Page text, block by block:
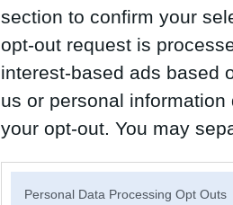
section to confirm your
opt-out request is
interest-based ads based
us or personal
your opt-out. You may
Personal Data Processing Opt Outs